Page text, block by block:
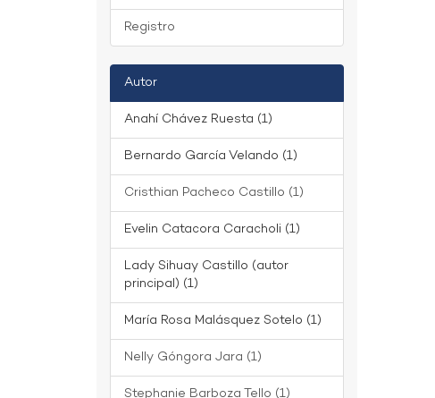
Registro
Autor
Anahí Chávez Ruesta (1)
Bernardo García Velando (1)
Cristhian Pacheco Castillo (1)
Evelin Catacora Caracholi (1)
Lady Sihuay Castillo (autor
principal) (1)
María Rosa Malásquez Sotelo (1)
Nelly Góngora Jara (1)
Stephanie Barboza Tello (1)